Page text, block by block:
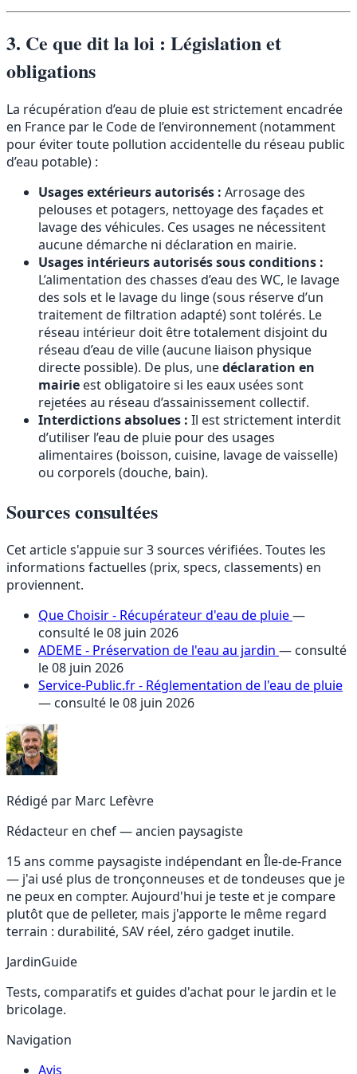
3. Ce que dit la loi : Législation et
obligations
La récupération d’eau de pluie est strictement encadrée
en France par le Code de l’environnement (notamment
pour éviter toute pollution accidentelle du réseau public
d’eau potable) :
Usages extérieurs autorisés : Arrosage des
pelouses et potagers, nettoyage des façades et
lavage des véhicules. Ces usages ne nécessitent
aucune démarche ni déclaration en mairie.
Usages intérieurs autorisés sous conditions :
L’alimentation des chasses d’eau des WC, le lavage
des sols et le lavage du linge (sous réserve d’un
traitement de filtration adapté) sont tolérés. Le
réseau intérieur doit être totalement disjoint du
réseau d’eau de ville (aucune liaison physique
directe possible). De plus, unedéclaration en
mairie est obligatoire si les eaux usées sont
rejetées au réseau d’assainissement collectif.
Interdictions absolues : Il est strictement interdit
d’utiliser l’eau de pluie pour des usages
alimentaires (boisson, cuisine, lavage de vaisselle)
ou corporels (douche, bain).
Sources consultées
Cet article s'appuie sur 3 sources vérifiées. Toutes les
informations factuelles (prix, specs, classements) en
proviennent.
Que Choisir - Récupérateur d'eau de pluie—
consulté le 08 juin 2026
ADEME - Préservation de l'eau au jardin — consulté
le 08 juin 2026
Service-Public.fr - Réglementation de l'eau de pluie
— consulté le 08 juin 2026
Rédigé par Marc Lefèvre
Rédacteur en chef — ancien paysagiste
15 ans comme paysagiste indépendant en Île-de-France
— j'ai usé plus de tronçonneuses et de tondeuses que je
ne peux en compter. Aujourd'hui je teste et je compare
plutôt que de pelleter, mais j'apporte le même regard
terrain : durabilité, SAV réel, zéro gadget inutile.
JardinGuide
Tests, comparatifs et guides d'achat pour le jardin et le
bricolage.
Navigation
Avis